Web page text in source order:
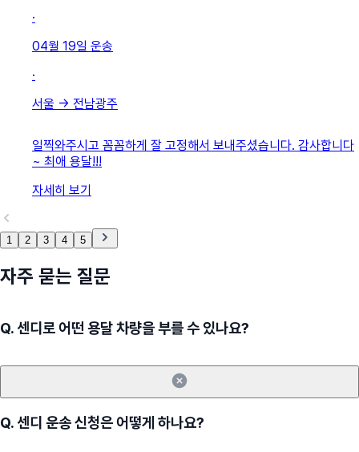
·
04월 19일 운송
·
서울 → 전남광주
일찍와주시고 꼼꼼하게 잘 고정해서 보내주셨습니다. 감사합니다
~ 최애 용달!!!
자세히 보기
1 2 3 4 5
자주 묻는 질문
Q.센디로 어떤 용달 차량을 부를 수 있나요?
Q.센디 운송 신청은 어떻게 하나요?